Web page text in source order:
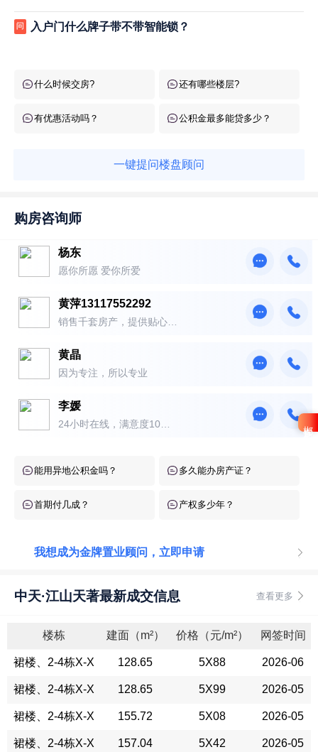
问 入户门什么牌子带不带智能锁？
什么时候交房? 还有哪些楼层?
有优惠活动吗？ 公积金最多能贷多少？
一键提问楼盘顾问
购房咨询师
杨东
愿你所愿 爱你所爱
黄萍13117552292
销售千套房产，提供贴心服
黄晶
因为专注，所以专业
李媛
24小时在线，满意度10
能用异地公积金吗？ 多久能办房产证？
首期付几成？ 产权多少年？
我想成为金牌置业顾问，立即申请
中天·江山天著最新成交信息 查看更多
楼栋 建面（m²） 价格（元/m²） 网签时间
裙楼、2-4栋X-X 128.65 5X88 2026-06
裙楼、2-4栋X-X 128.65 5X99 2026-05
裙楼、2-4栋X-X 155.72 5X08 2026-05
裙楼、2-4栋X-X 157.04 5X42 2026-05